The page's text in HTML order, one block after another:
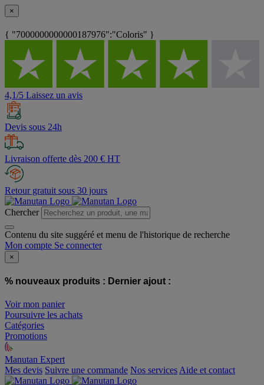
×
{ "7000000000000187976":"Coloris" }
4,1/5 Laissez un avis
Devis sous 24h
Livraison offerte dès 200 € HT
Retour gratuit sous 30 jours
Chercher
Contenu du site suggéré et menu de l'historique de recherche
Mon compte Se connecter
×
% nouveaux produits : Dernier ajout :
Voir mon panier
Poursuivre les achats
Catégories
Promotions
Manutan Expert
offre reconditionnée
Mes devis Suivre une commande Nos services